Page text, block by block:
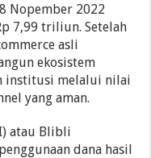
Nopember 2022
7,99 triliun. Setelah
asli
ekosistem
institusi melalui nilai
yang aman.
atau Blibli
dana hasil